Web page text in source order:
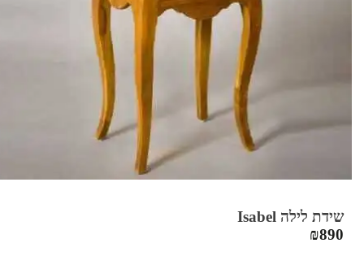
שידת לילה Isabel
₪890